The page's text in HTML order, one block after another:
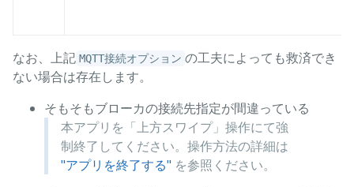
なお、上記 MQTT接続オプション の工夫によっても救済でき
ない場合は存在します。
そもそもブローカの接続先指定が間違っている
本アプリを「上方スワイプ」操作にて強
制終了してください。操作方法の詳細は
"アプリを終了する" を参照ください。